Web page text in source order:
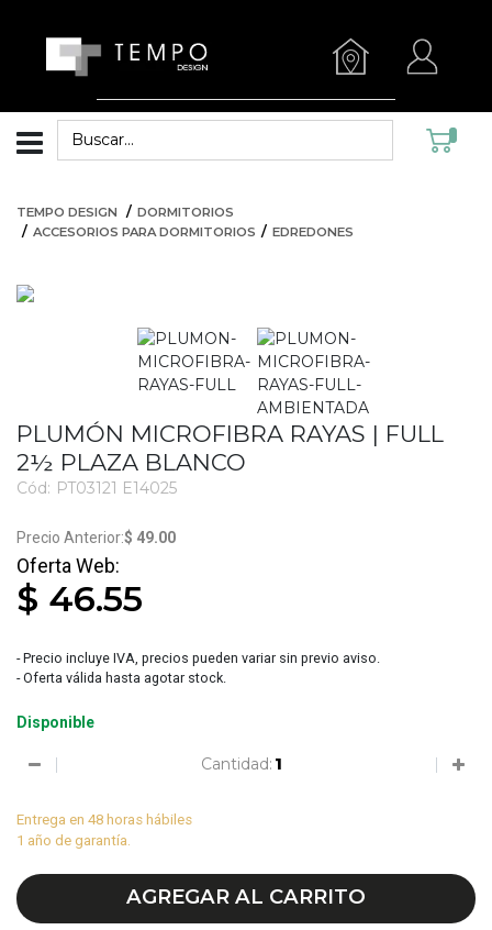
TEMPO DESIGN
DORMITORIOS
ACCESORIOS PARA DORMITORIOS
EDREDONES
PLUMÓN MICROFIBRA RAYAS | FULL
2½ PLAZA BLANCO
Cód: PT03121 E14025
$ 49.00
$ 46.55
- Precio incluye IVA, precios pueden variar sin previo aviso.
- Oferta válida hasta agotar stock.
Disponible
Cantidad:
Entrega en 48 horas hábiles
1 año de garantía.
AGREGAR AL CARRITO